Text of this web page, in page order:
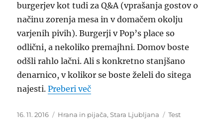
burgerjev kot tudi za Q&A (vprašanja gostov o
načinu zorenja mesa in v domačem okolju
varjenih pivih). Burgerji v Pop’s place so
odlični, a nekoliko premajhni. Domov boste
odšli rahlo lačni. Ali s konkretno stanjšano
denarnico, v kolikor se boste želeli do sitega
najesti.Preberi več“Pop’s Place burgerji. Le zakaj
Objavljeno
16. 11. 2016 Kategorije
Hrana in pijača,Stara Ljubljana Oznake
Test